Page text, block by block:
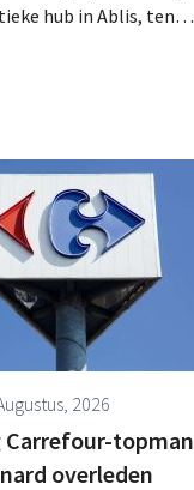
hub in Ablis, ten
2026
Carrefour-topman
overleden